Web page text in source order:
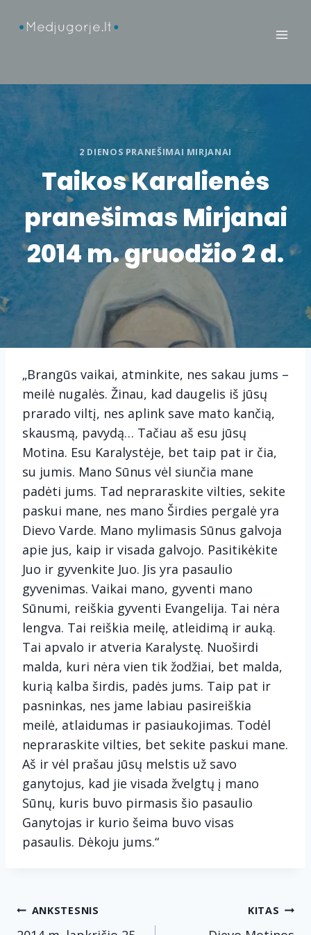
2 DIENOS PRANEŠIMAI MIRJANAI
Taikos Karalienės
pranešimas Mirjanai
2014 m. gruodžio 2 d.
„Brangūs vaikai, atminkite, nes sakau jums –
meilė nugalės. Žinau, kad daugelis iš jūsų
prarado viltį, nes aplink save mato kančią,
skausmą, pavydą… Tačiau aš esu jūsų
Motina. Esu Karalystėje, bet taip pat ir čia,
su jumis. Mano Sūnus vėl siunčia mane
padėti jums. Tad nepraraskite vilties, sekite
paskui mane, nes mano Širdies pergalė yra
Dievo Varde. Mano mylimasis Sūnus galvoja
apie jus, kaip ir visada galvojo. Pasitikėkite
Juo ir gyvenkite Juo. Jis yra pasaulio
gyvenimas. Vaikai mano, gyventi mano
Sūnumi, reiškia gyventi Evangelija. Tai nėra
lengva. Tai reiškia meilę, atleidimą ir auką.
Tai apvalo ir atveria Karalystę. Nuoširdi
malda, kuri nėra vien tik žodžiai, bet malda,
kurią kalba širdis, padės jums. Taip pat ir
pasninkas, nes jame labiau pasireiškia
meilė, atlaidumas ir pasiaukojimas. Todėl
nepraraskite vilties, bet sekite paskui mane.
Aš ir vėl prašau jūsų melstis už savo
ganytojus, kad jie visada žvelgtų į mano
Sūnų, kuris buvo pirmasis šio pasaulio
Ganytojas ir kurio šeima buvo visas
pasaulis. Dėkoju jums.“
Navigacija
ANKSTESNIS KITAS